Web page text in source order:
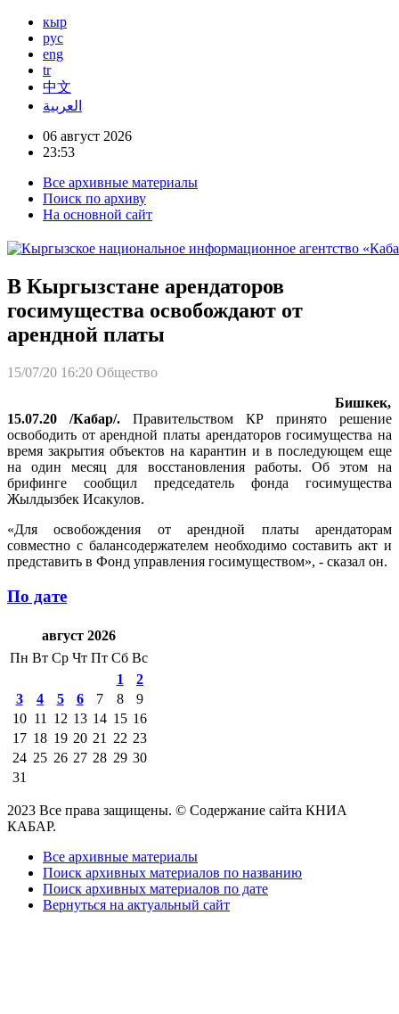
кыр
рус
eng
tr
中文
العربية
06 август 2026
23:53
Все архивные материалы
Поиск по архиву
На основной сайт
В Кыргызстане арендаторов
госимущества освобождают от
арендной платы
15/07/20 16:20 Общество
Бишкек,
15.07.20 /Кабар/. Правительством КР принято решение
освободить от арендной платы арендаторов госимущества на
время закрытия объектов на карантин и в последующем еще
на один месяц для восстановления работы. Об этом на
брифинге сообщил председатель фонда госимущества
Жылдызбек Исакулов.
«Для освобождения от арендной платы арендаторам
совместно с балансодержателем необходимо составить акт и
представить в Фонд управления госимуществом», - сказал он.
По дате
август 2026
Пн Вт Ср Чт Пт Сб Вс
1
2
3
4 5 6 7 8
9
10 11 12 13 14 15 16
17 18 19 20 21 22 23
24 25 26 27 28 29 30
31
2023 Все права защищены. © Содержание сайта КНИА
КАБАР.
Все архивные материалы
Поиск архивных материалов по названию
Поиск архивных материалов по дате
Вернуться на актуальный сайт